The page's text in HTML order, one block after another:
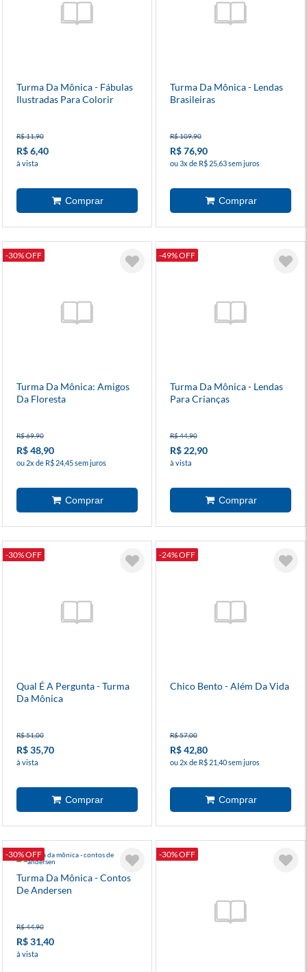
Turma Da Mônica - Fábulas
Ilustradas Para Colorir
R$ 11,90
R$ 6,40
à vista
Turma Da Mônica - Lendas
Brasileiras
R$ 109,90
R$ 76,90
ou 3x de R$ 25,63 sem juros
-30% OFF
Turma Da Mônica: Amigos
Da Floresta
R$ 69,90
R$ 48,90
ou 2x de R$ 24,45 sem juros
-49% OFF
Turma Da Mônica - Lendas
Para Crianças
R$ 44,90
R$ 22,90
à vista
-30% OFF
Qual É A Pergunta - Turma
Da Mônica
R$ 51,00
R$ 35,70
à vista
-24% OFF
Chico Bento - Além Da Vida
R$ 57,00
R$ 42,80
ou 2x de R$ 21,40 sem juros
-30% OFF
Turma Da Mônica - Contos
De Andersen
R$ 44,90
R$ 31,40
à vista
-30% OFF